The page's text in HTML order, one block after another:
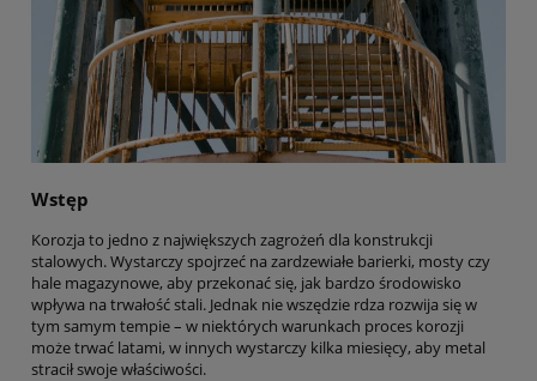
Wstęp
Korozja to jedno z największych zagrożeń dla konstrukcji
stalowych. Wystarczy spojrzeć na zardzewiałe barierki, mosty czy
hale magazynowe, aby przekonać się, jak bardzo środowisko
wpływa na trwałość stali. Jednak nie wszędzie rdza rozwija się w
tym samym tempie – w niektórych warunkach proces korozji
może trwać latami, w innych wystarczy kilka miesięcy, aby metal
stracił swoje właściwości.